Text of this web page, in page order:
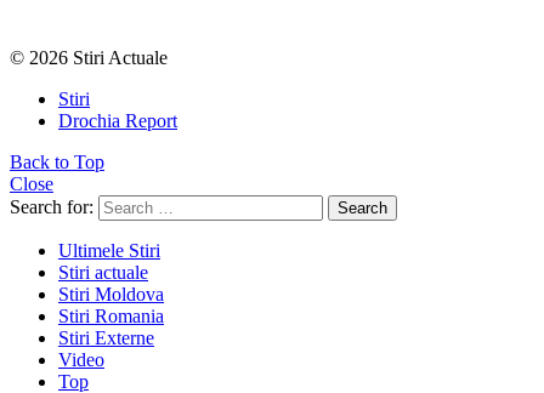
© 2026 Stiri Actuale
Stiri
Drochia Report
Back to Top
Close
Search for:
Search
Ultimele Stiri
Stiri actuale
Stiri Moldova
Stiri Romania
Stiri Externe
Video
Top